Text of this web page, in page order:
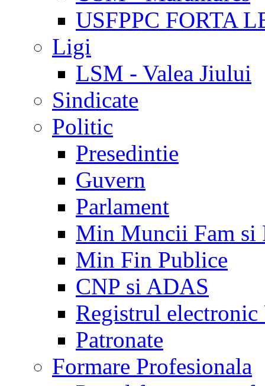
USFPPC FORTA
Ligi
LSM - Valea Jiului
Sindicate
Politic
Presedintie
Guvern
Parlament
Min Muncii Fam si
Min Fin Publice
CNP si ADAS
Registrul electronic
Patronate
Formare Profesionala